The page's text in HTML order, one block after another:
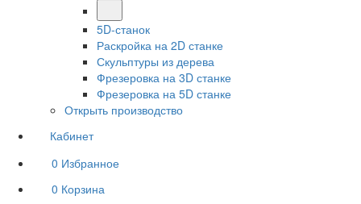
5D-станок
Раскройка на 2D станке
Скульптуры из дерева
Фрезеровка на 3D станке
Фрезеровка на 5D станке
Открыть производство
Кабинет
0 Избранное
0 Корзина